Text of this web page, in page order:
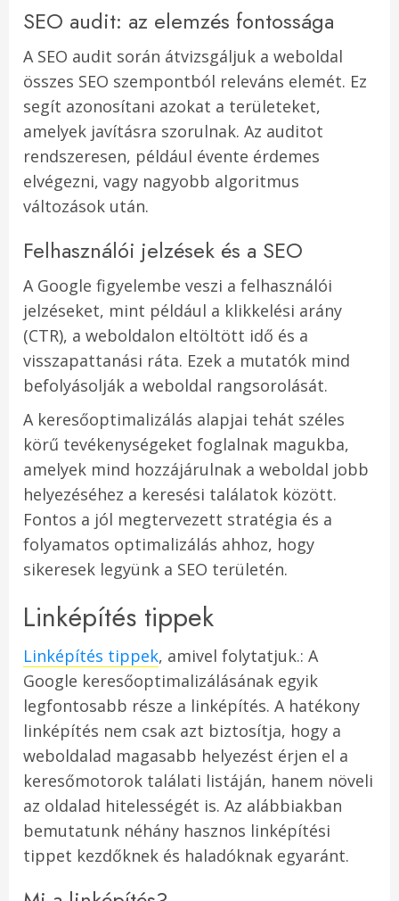
SEO audit: az elemzés fontossága
A SEO audit során átvizsgáljuk a weboldal
összes SEO szempontból releváns elemét. Ez
segít azonosítani azokat a területeket,
amelyek javításra szorulnak. Az auditot
rendszeresen, például évente érdemes
elvégezni, vagy nagyobb algoritmus
változások után.
Felhasználói jelzések és a SEO
A Google figyelembe veszi a felhasználói
jelzéseket, mint például a klikkelési arány
(CTR), a weboldalon eltöltött idő és a
visszapattanási ráta. Ezek a mutatók mind
befolyásolják a weboldal rangsorolását.
A keresőoptimalizálás alapjai tehát széles
körű tevékenységeket foglalnak magukba,
amelyek mind hozzájárulnak a weboldal jobb
helyezéséhez a keresési találatok között.
Fontos a jól megtervezett stratégia és a
folyamatos optimalizálás ahhoz, hogy
sikeresek legyünk a SEO területén.
Linképítés tippek
Linképítés tippek, amivel folytatjuk.: A
Google keresőoptimalizálásának egyik
legfontosabb része a linképítés. A hatékony
linképítés nem csak azt biztosítja, hogy a
weboldalad magasabb helyezést érjen el a
keresőmotorok találati listáján, hanem növeli
az oldalad hitelességét is. Az alábbiakban
bemutatunk néhány hasznos linképítési
tippet kezdőknek és haladóknak egyaránt.